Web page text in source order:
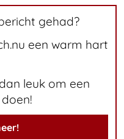
gehad?
een warm hart
leuk om een